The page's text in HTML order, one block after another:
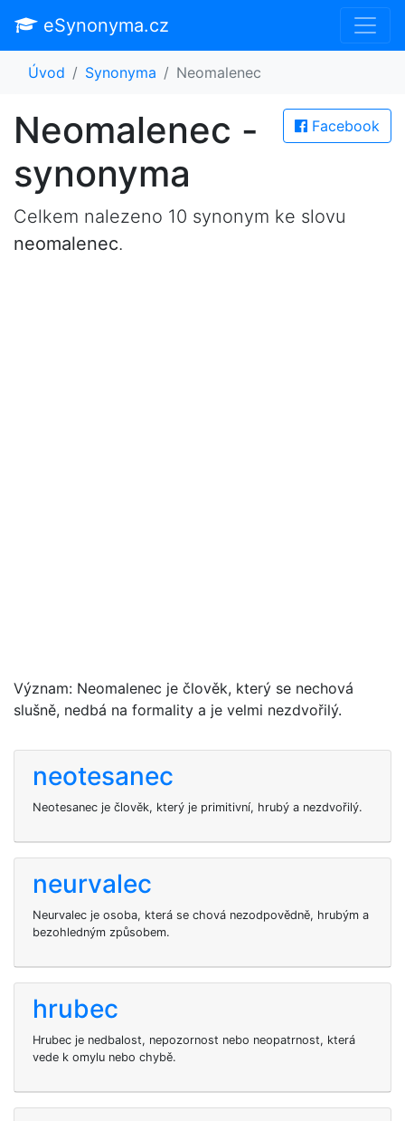
eSynonyma.cz
Úvod Synonyma Neomalenec
Facebook
Neomalenec -
synonyma
Celkem nalezeno 10 synonym ke slovu
neomalenec.
Význam: Neomalenec je člověk, který se nechová
slušně, nedbá na formality a je velmi nezdvořilý.
neotesanec
Neotesanec je člověk, který je primitivní, hrubý a nezdvořilý.
neurvalec
Neurvalec je osoba, která se chová nezodpovědně, hrubým a
bezohledným způsobem.
hrubec
Hrubec je nedbalost, nepozornost nebo neopatrnost, která
vede k omylu nebo chybě.